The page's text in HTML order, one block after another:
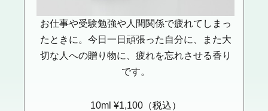
お仕事や受験勉強や人間関係で疲れてしまっ
たときに。今日一日頑張った自分に、また大
切な人への贈り物に、疲れを忘れさせる香り
です。
10ml ¥1,100（税込）